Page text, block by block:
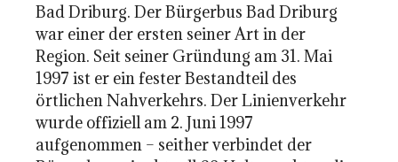
Bad Driburg. Der Bürgerbus Bad Driburg
war einer der ersten seiner Art in der
Region. Seit seiner Gründung am 31. Mai
1997 ist er ein fester Bestandteil des
örtlichen Nahverkehrs. Der Linienverkehr
wurde offiziell am 2. Juni 1997
aufgenommen – seither verbindet der